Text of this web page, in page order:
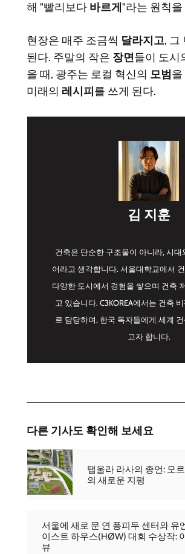
해 "빨리보다 바르게 "라는 원칙
현장은 매주 조금씩 달라지고, 그
된다. 주말의 작은 장면들이 도시
을 때, 광주는 로컬 혁신의 모범
미래의 레시피 를 쓰게 된다.
김 지훈
건축은 단순한 구조물이 아니라, 시대
어라고 생각합니다. 서울대학교에서
다양한 도시에서 경험을 쌓으며 건축
고 있습니다. C3KOREA에서는 건축
로 담당하며, 한국 독자들에게 세계
고자 합니다.
다른 기사도 확인해 보세요
탭울라 라사의 종언: 모
의 새로운 지평
서울에 새로 문 연 퐁피두 센터와 유
이스트 하우스(HØW) 대회 수상작:
뷰